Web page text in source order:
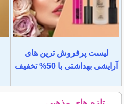
لیست پرفروش ترین های
آرایشی بهداشتی با 50% تخفیف